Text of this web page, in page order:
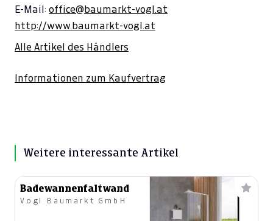
E-Mail: office@baumarkt-vogl.at
http://www.baumarkt-vogl.at
Alle Artikel des Händlers
Informationen zum Kaufvertrag
Weitere interessante Artikel
Badewannenfaltwand
Vogl Baumarkt GmbH